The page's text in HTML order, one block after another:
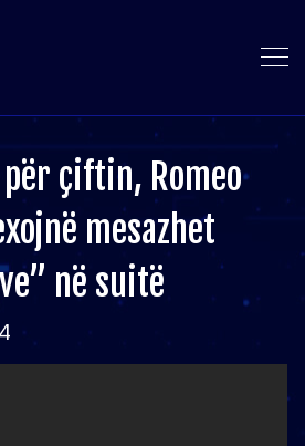
çiftin, Romeo
mesazhet
në suitë